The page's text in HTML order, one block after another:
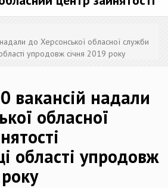
до Херсонської обласної служби
упродовж січня 2019 року
вакансій надали
обласної
області упродовж